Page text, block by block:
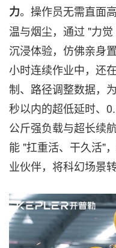
力。操作员无需直面
温与烟尘，通过 "力
沉浸体验，仿佛亲身
小时连续作业中，还
制、路径调整数据，
秒以内的超低延时、
公斤强负载与超长续
能 "扛重活、干久活"
业伙伴，将科幻场景